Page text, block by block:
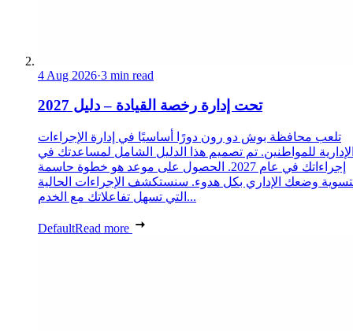
4 Aug 2026·3 min read
تحت إدارة رخصة القيادة – دليل 2027
تلعب محافظة بوش دو رون دورًا أساسيًا في إدارة الإجراءات
للمواطنين. تم تصميم هذا الدليل الشامل لمساعدتك في
إجراءاتك في عام 2027. الحصول على موعد هو خطوة حاسمة
وضعك الإداري بكل هدوء. سنستكشف الإجراءات الحالية
التي تسهل تفاعلاتك مع الخدم...
DefaultRead more